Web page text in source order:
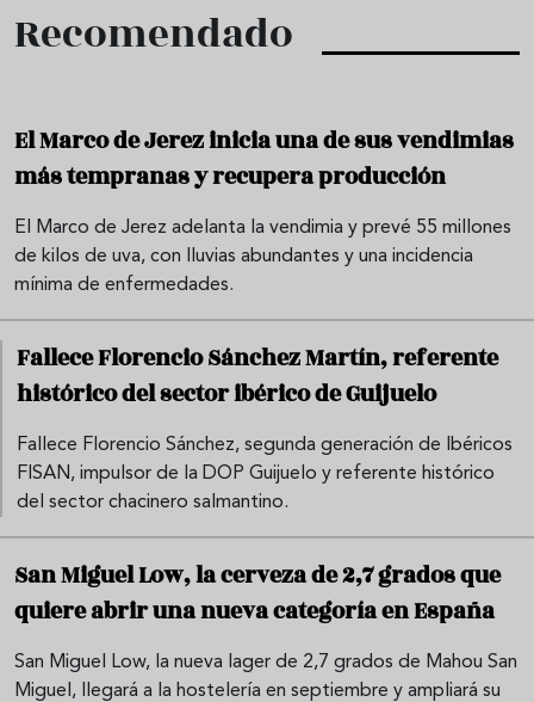
Recomendado
El Marco de Jerez inicia una de sus vendimias
más tempranas y recupera producción
El Marco de Jerez adelanta la vendimia y prevé 55 millones
de kilos de uva, con lluvias abundantes y una incidencia
mínima de enfermedades.
Fallece Florencio Sánchez Martín, referente
histórico del sector ibérico de Guijuelo
Fallece Florencio Sánchez, segunda generación de Ibéricos
FISAN, impulsor de la DOP Guijuelo y referente histórico
del sector chacinero salmantino.
San Miguel Low, la cerveza de 2,7 grados que
quiere abrir una nueva categoría en España
San Miguel Low, la nueva lager de 2,7 grados de Mahou San
Miguel, llegará a la hostelería en septiembre y ampliará su